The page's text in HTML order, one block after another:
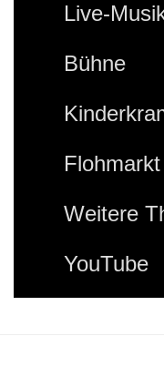
Live-
Bühne
Flohmarkt
Weitere
YouTube